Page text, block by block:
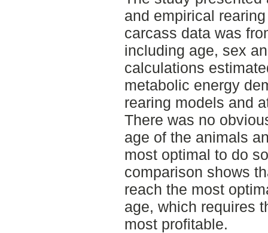
and empirical
carcass data was
including age, sex
calculations
metabolic energy
rearing models and
There was no
age of the animals
most optimal to do
comparison shows
reach the most
age, which requires
most profitable.